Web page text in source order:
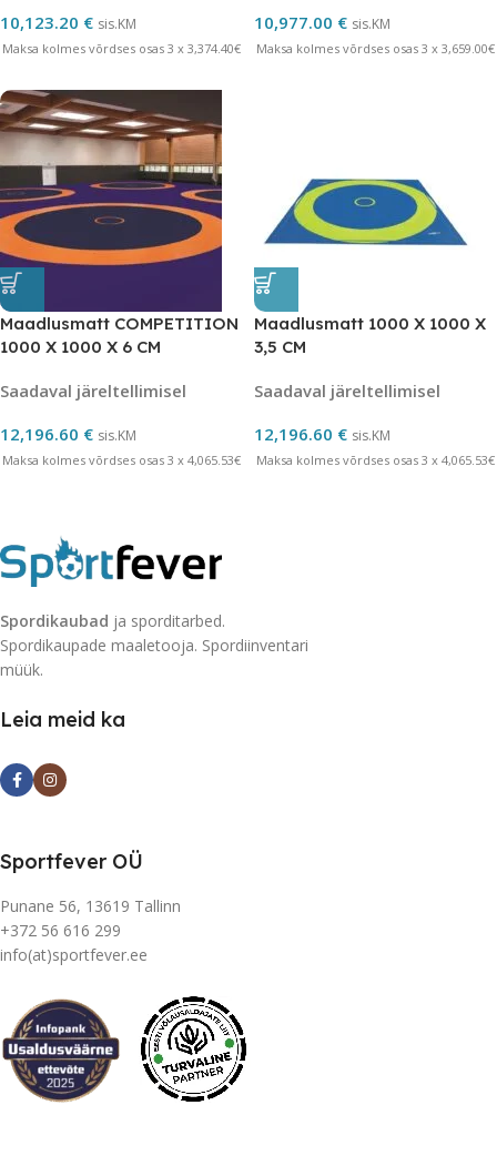
10,123.20 € sis.KM
Maksa kolmes võrdses osas 3 x 3,374.40€
10,977.00 € sis.KM
Maksa kolmes võrdses osas 3 x 3,659.00€
Maadlusmatt COMPETITION
1000 X 1000 X 6 CM
Saadaval järeltellimisel
12,196.60 € sis.KM
Maksa kolmes võrdses osas 3 x 4,065.53€
Maadlusmatt 1000 X 1000 X
3,5 CM
Saadaval järeltellimisel
12,196.60 € sis.KM
Maksa kolmes võrdses osas 3 x 4,065.53€
Spordikaubad ja sporditarbed.
Spordikaupade maaletooja. Spordiinventari
müük.
Leia meid ka
Sportfever OÜ
Punane 56, 13619 Tallinn
+372 56 616 299
info(at)sportfever.ee